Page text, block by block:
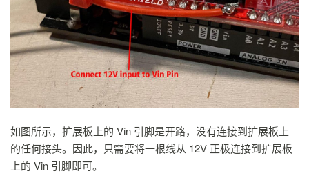
如图所示，扩展板上的 Vin 引脚是开路，没有连接到扩展板上
的任何接头。因此，只需要将一根线从 12V 正极连接到扩展板
上的 Vin 引脚即可。